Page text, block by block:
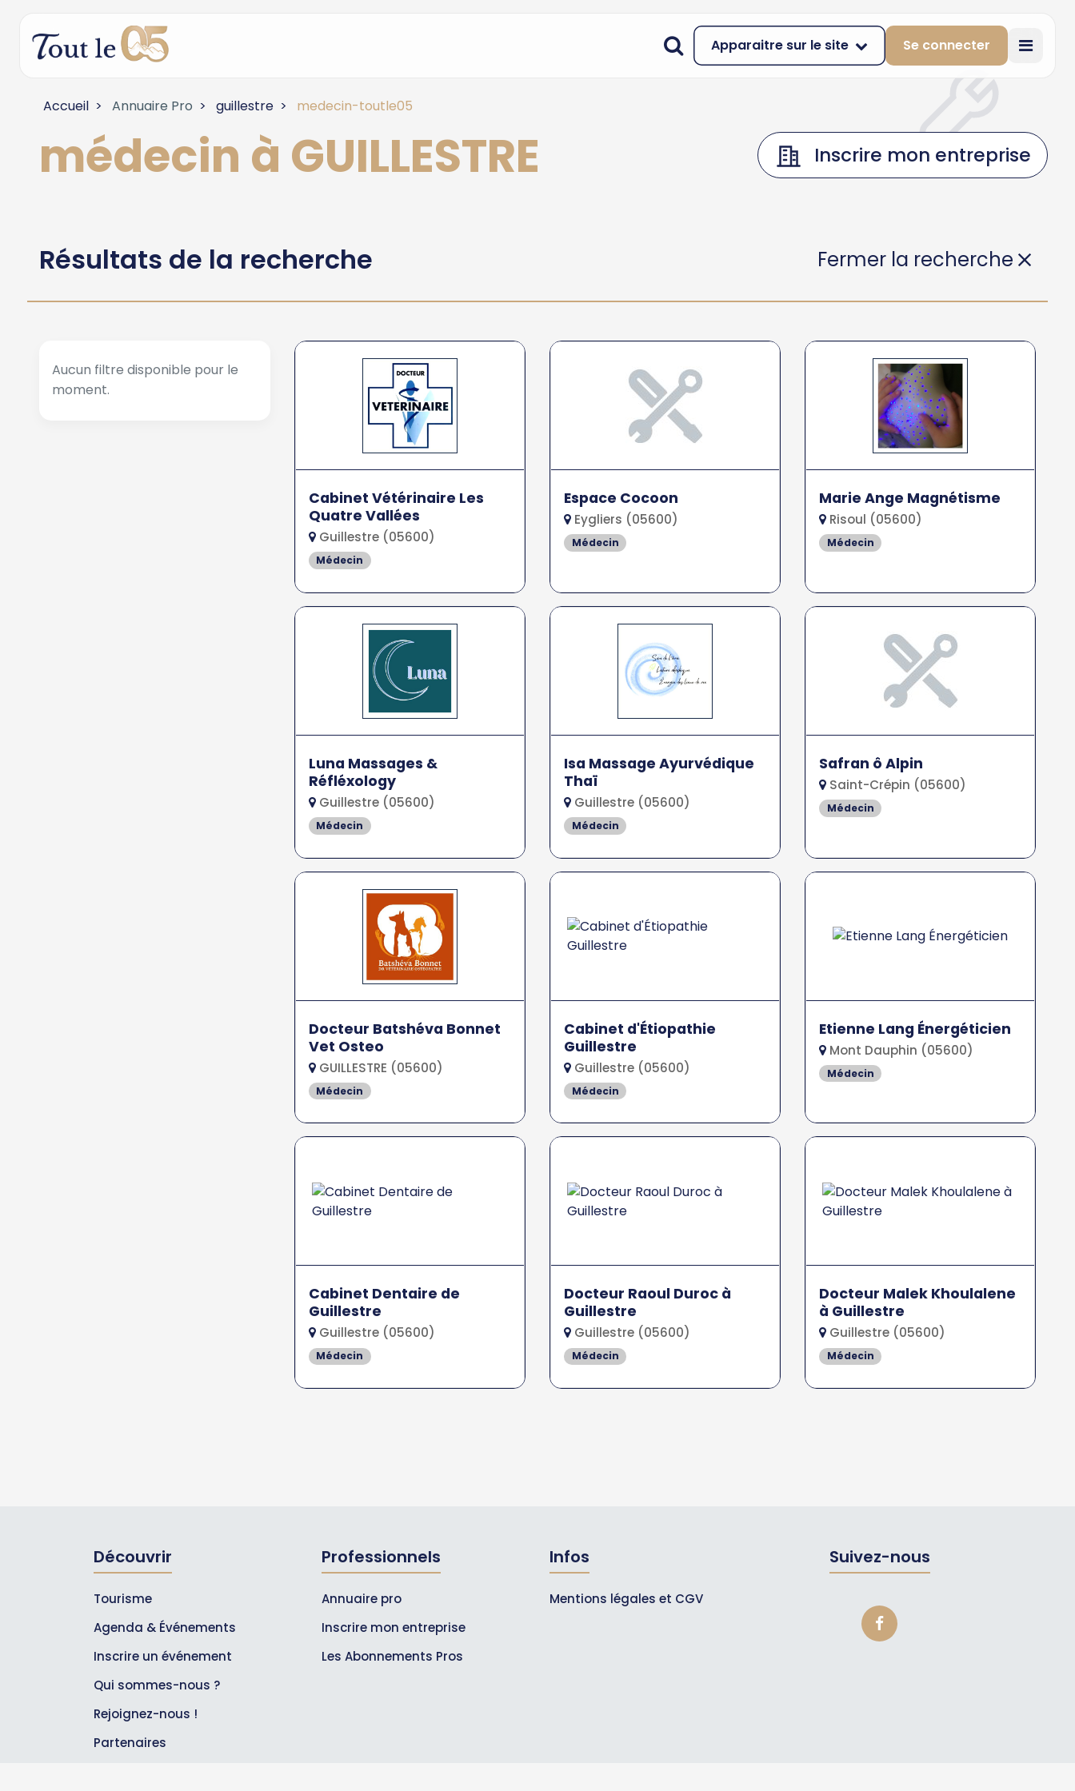
Apparaitre sur le site Se connecter
Accueil Annuaire Pro guillestre medecin-toutle05
médecin à GUILLESTRE Inscrire mon entreprise
Résultats de la recherche Fermer la recherche
Aucun filtre disponible pour le
moment.
Cabinet Vétérinaire Les
Quatre Vallées
Guillestre (05600)
Médecin
Espace Cocoon
Eygliers (05600)
Médecin
Marie Ange Magnétisme
Risoul (05600)
Médecin
Luna Massages &
Réfléxology
Guillestre (05600)
Médecin
Isa Massage Ayurvédique
Thaï
Guillestre (05600)
Médecin
Safran ô Alpin
Saint-Crépin (05600)
Médecin
Docteur Batshéva Bonnet
Vet Osteo
GUILLESTRE (05600)
Médecin
Cabinet d'Étiopathie
Guillestre
Guillestre (05600)
Médecin
Etienne Lang Énergéticien
Mont Dauphin (05600)
Médecin
Cabinet Dentaire de
Guillestre
Guillestre (05600)
Médecin
Docteur Raoul Duroc à
Guillestre
Guillestre (05600)
Médecin
Docteur Malek Khoulalene
à Guillestre
Guillestre (05600)
Médecin
Découvrir
Tourisme
Agenda & Événements
Inscrire un événement
Qui sommes-nous ?
Rejoignez-nous !
Partenaires
Professionnels
Annuaire pro
Inscrire mon entreprise
Les Abonnements Pros
Infos
Mentions légales et CGV
Suivez-nous